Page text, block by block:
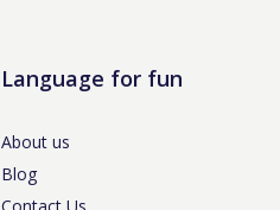
Language for fun
About us
Blog